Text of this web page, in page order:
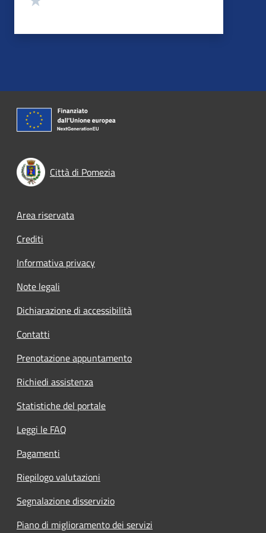
Città di Pomezia
Footer menu
Area riservata
Crediti
Informativa privacy
Note legali
Dichiarazione di accessibilità
Contatti
Prenotazione appuntamento
Richiedi assistenza
Statistiche del portale
Leggi le FAQ
Pagamenti
Riepilogo valutazioni
Segnalazione disservizio
Piano di miglioramento dei servizi